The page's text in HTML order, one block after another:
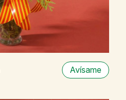
Avísame